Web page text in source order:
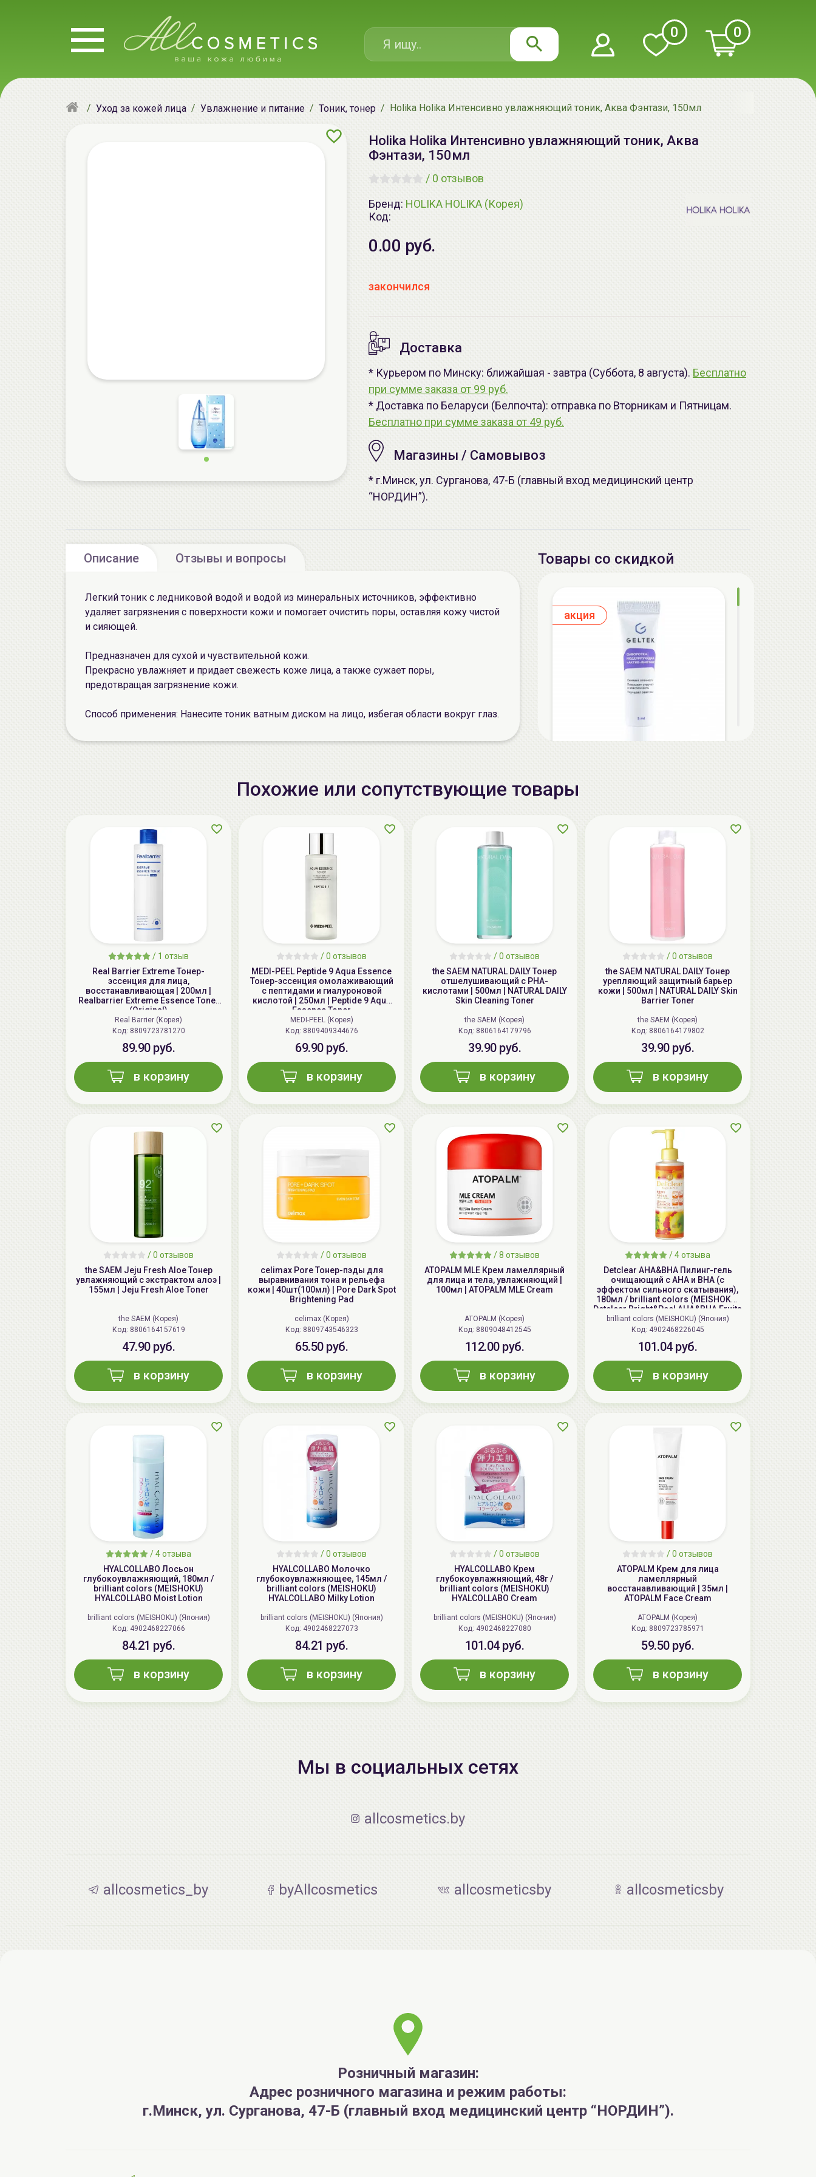
0 0
Уход за кожей лица Увлажнение и питание Тоник, тонер Holika Holika Интенсивно увлажняющий тоник, Аква Фэнтази, 150мл
Holika Holika Интенсивно увлажняющий тоник, Аква
Фэнтази, 150мл
/ 0 отзывов
Бренд: HOLIKA HOLIKA (Корея)
Код:
0.00 руб.
закончился
Доставка
* Курьером по Минску: ближайшая - завтра (Суббота, 8 августа). Бесплатно
при сумме заказа от 99 руб.
* Доставка по Беларуси (Белпочта): отправка по Вторникам и Пятницам.
Бесплатно при сумме заказа от 49 руб.
Магазины / Самовывоз
* г.Минск, ул. Сурганова, 47-Б (главный вход медицинский центр
“НОРДИН”).
Описание Отзывы и вопросы
Легкий тоник с ледниковой водой и водой из минеральных источников, эффективно
удаляет загрязнения с поверхности кожи и помогает очистить поры, оставляя кожу чистой
и сияющей.
Предназначен для сухой и чувствительной кожи.
Прекрасно увлажняет и придает свежесть коже лица, а также сужает поры,
предотвращая загрязнение кожи.
Способ применения: Нанесите тоник ватным диском на лицо, избегая области вокруг глаз.
Товары со скидкой
aкция
Актив-лифтинг, 5мл, ГЕЛЬТЕК
9.90 руб.
The U Крем с центеллой Keep Calm
-10%
aкция
ГЕЛЬТЕК cleansing Маска энзимная
пектиновая, 200г, GELTEK
59.00 руб.
124.98 руб. -52%
AiliCode Бальзам для волос
Похожие или сопутствующие товары
/ 1 отзыв
Real Barrier Extreme Тонер-
эссенция для лица,
восстанавливающая | 200мл |
Realbarrier Extreme Essence Toner
(Original)
Real Barrier (Корея)
Код: 8809723781270
89.90 руб.
в корзину
/0 отзывов
MEDI-PEEL Peptide 9 Aqua Essence
Тонер-эссенция омолаживающий
с пептидами и гиалуроновой
кислотой | 250мл | Peptide 9 Aqua
Essence Toner
MEDI-PEEL (Корея)
Код: 8809409344676
69.90 руб.
в корзину
/0 отзывов
the SAEM NATURAL DAILY Тонер
отшелушивающий с PHA-
кислотами | 500мл | NATURAL DAILY
Skin Cleaning Toner
the SAEM (Корея)
Код: 8806164179796
39.90 руб.
в корзину
/0 отзывов
the SAEM NATURAL DAILY Тонер
урепляющий защитный барьер
кожи | 500мл | NATURAL DAILY Skin
Barrier Toner
the SAEM (Корея)
Код: 8806164179802
39.90 руб.
в корзину
/0 отзывов
the SAEM Jeju Fresh Aloe Тонер
увлажняющий с экстрактом алоэ |
155мл | Jeju Fresh Aloe Toner
the SAEM (Корея)
Код: 8806164157619
47.90 руб.
в корзину
/0 отзывов
celimax Pore Тонер-пэды для
выравнивания тона и рельефа
кожи | 40шт(100мл) | Pore Dark Spot
Brightening Pad
celimax (Корея)
Код: 8809743546323
65.50 руб.
в корзину
/8 отзывов
ATOPALM MLE Крем ламеллярный
для лица и тела, увлажняющий |
100мл | ATOPALM MLE Cream
ATOPALM (Корея)
Код: 8809048412545
112.00 руб.
в корзину
/4 отзыва
Detclear AHA&BHA Пилинг-гель
очищающий с AHA и BHA (с
эффектом сильного скатывания),
180мл / brilliant colors (MEISHOKU)
Detclear Bright&Peel AHA&BHA Fruits
Peeling Jelly
brilliant colors (MEISHOKU) (Япония)
Код: 4902468226045
101.04 руб.
в корзину
/4 отзыва
HYALCOLLABO Лосьон
глубокоувлажняющий, 180мл /
brilliant colors (MEISHOKU)
HYALCOLLABO Moist Lotion
brilliant colors (MEISHOKU) (Япония)
Код: 4902468227066
84.21 руб.
в корзину
/0 отзывов
HYALCOLLABO Молочко
глубокоувлажняющее, 145мл /
brilliant colors (MEISHOKU)
HYALCOLLABO Milky Lotion
brilliant colors (MEISHOKU) (Япония)
Код: 4902468227073
84.21 руб.
в корзину
/0 отзывов
HYALCOLLABO Крем
глубокоувлажняющий, 48г /
brilliant colors (MEISHOKU)
HYALCOLLABO Cream
brilliant colors (MEISHOKU) (Япония)
Код: 4902468227080
101.04 руб.
в корзину
/0 отзывов
ATOPALM Крем для лица
ламеллярный
восстанавливающий | 35мл |
ATOPALM Face Cream
ATOPALM (Корея)
Код: 8809723785971
59.50 руб.
в корзину
Мы в социальных сетях
allcosmetics.by
allcosmetics_by byAllcosmetics allcosmeticsby allcosmeticsby
Розничный магазин:
Адрес розничного магазина и режим работы:
г.Минск, ул. Сурганова, 47-Б (главный вход медицинский центр “НОРДИН”).